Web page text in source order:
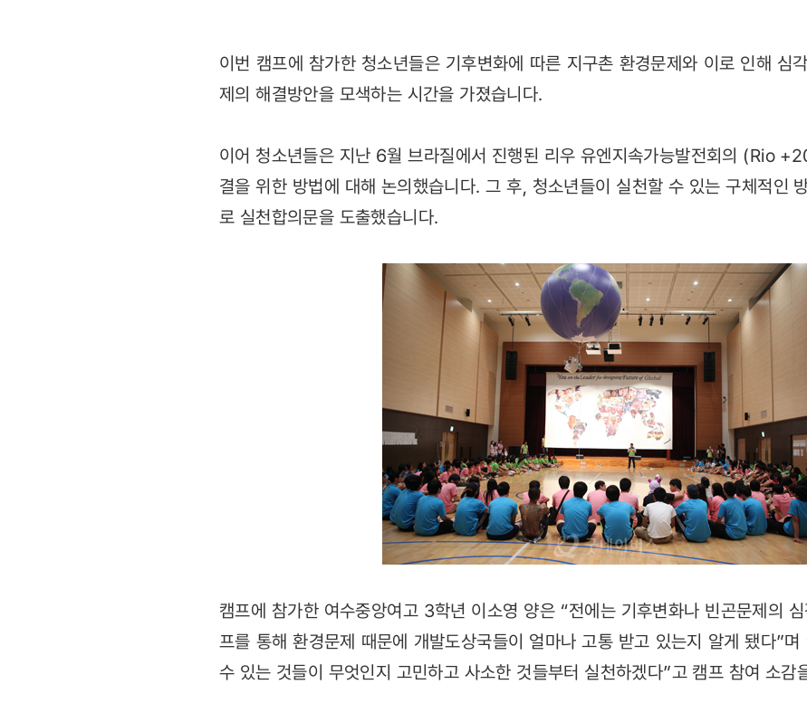
이번 캠프에 참가한 청소년들은 기후변화에 따른 지구촌 환경문제와 이로 인해 심
제의 해결방안을 모색하는 시간을 가졌습니다.
이어 청소년들은 지난 6월 브라질에서 진행된 리우 유엔지속가능발전회의 (Rio
결을 위한 방법에 대해 논의했습니다. 그 후, 청소년들이 실천할 수 있는 구체적인
로 실천합의문을 도출했습니다.
캠프에 참가한 여수중앙여고 3학년 이소영 양은 “전에는 기후변화나 빈곤문제의
프를 통해 환경문제 때문에 개발도상국들이 얼마나 고통 받고 있는지 알게 됐다”
수 있는 것들이 무엇인지 고민하고 사소한 것들부터 실천하겠다”고 캠프 참여 소감